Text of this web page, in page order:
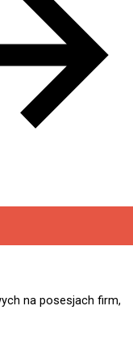
na posesjach firm,